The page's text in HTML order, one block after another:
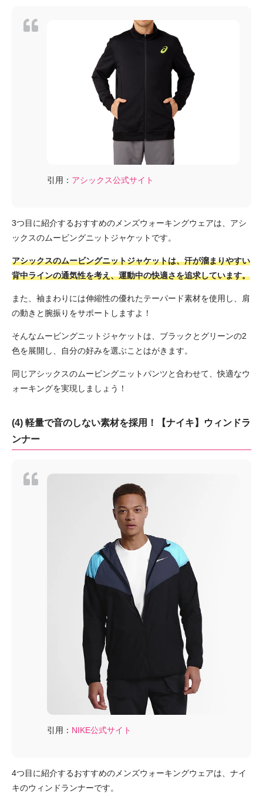
引用： アシックス公式サイト
3つ目に紹介するおすすめのメンズウォーキングウェアは、アシ
ックスのムービングニットジャケットです。
アシックスのムービングニットジャケットは、汗が溜まりやすい
背中ラインの通気性を考え、運動中の快適さを追求しています。
また、袖まわりには伸縮性の優れたテーパード素材を使用し、肩
の動きと腕振りをサポートしますよ！
そんなムービングニットジャケットは、ブラックとグリーンの2
色を展開し、自分の好みを選ぶことはがきます。
同じアシックスのムービングニットパンツと合わせて、快適なウ
ォーキングを実現しましょう！
(4) 軽量で音のしない素材を採用！【ナイキ】ウィンドラ
ンナー
引用： NIKE公式サイト
4つ目に紹介するおすすめのメンズウォーキングウェアは、ナイ
キのウィンドランナーです。